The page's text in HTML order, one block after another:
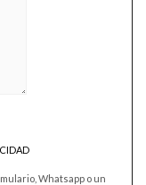
Whatsapp o un